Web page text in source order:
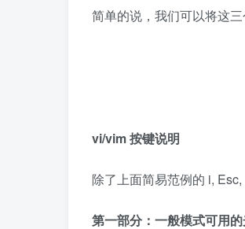
简单的说，我们可以将这
vi/vim按键说明
除了上面简易范例的 i,
第一部分：一般模式可用